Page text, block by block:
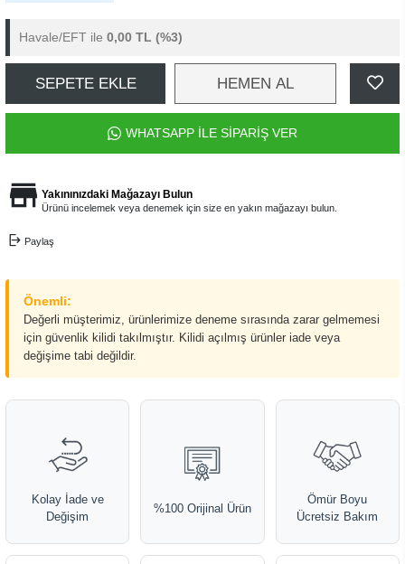
Havale/EFT ile 0,00 TL (%3)
SEPETE EKLE HEMEN AL
WHATSAPP İLE SİPARİŞ VER
Yakınınızdaki Mağazayı Bulun
Ürünü incelemek veya denemek için size en yakın mağazayı bulun.
Paylaş
Önemli:
Değerli müşterimiz, ürünlerimize deneme sırasında zarar gelmemesi
için güvenlik kilidi takılmıştır. Kilidi açılmış ürünler iade veya
değişime tabi değildir.
Kolay İade ve
Değişim
%100 Orijinal Ürün
Ömür Boyu
Ücretsiz Bakım